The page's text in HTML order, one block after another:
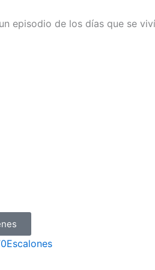
episodio de los días que se